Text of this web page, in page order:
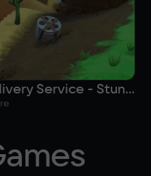
Totally Reliable Delivery Service - Stunt Sets